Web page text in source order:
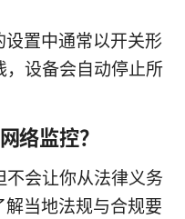
置中通常以开关形
，设备会自动停止所
络监控？
会让你从法律义务
当地法规与合规要